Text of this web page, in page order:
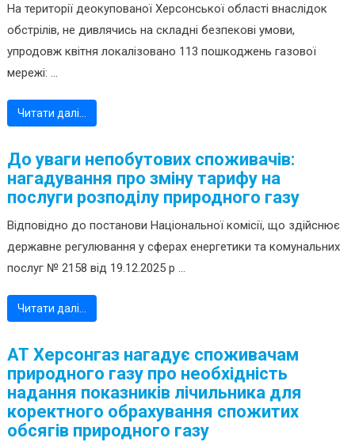
На території деокупованої Херсонської області внаслідок
обстрілів, не дивлячись на складні безпекові умови,
упродовж квітня локалізовано 113 пошкоджень газової
мережі: ...
Читати далі…
До уваги непобутових споживачів:
нагадування про зміну тарифу на
послуги розподілу природного газу
Відповідно до постанови Національної комісії, що здійснює
державне регулювання у сферах енергетики та комунальних
послуг № 2158 від 19.12.2025 р ...
Читати далі…
АТ Херсонгаз нагадує споживачам
природного газу про необхідність
надання показників лічильника для
коректного обрахування спожитих
обсягів природного газу